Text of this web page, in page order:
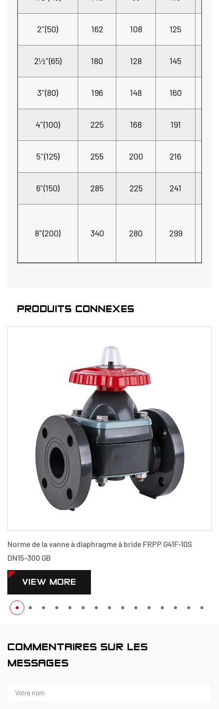
2"(50) 162 108 125
2½"(65) 180 128 145
3"(80) 196 148 160
4"(100) 225 168 191
5"(125) 255 200 216
6"(150) 285 225 241
8"(200) 340 280 299
PRODUITS CONNEXES
FRPP G41F-10S
Norme de la vanne à diaphragme à bride
COMMENTAIRES SUR LES
MESSAGES